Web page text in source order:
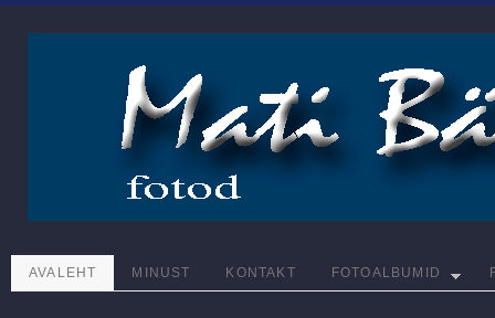
AVALEHT MINUST KONTAKT FOTOALBUMID